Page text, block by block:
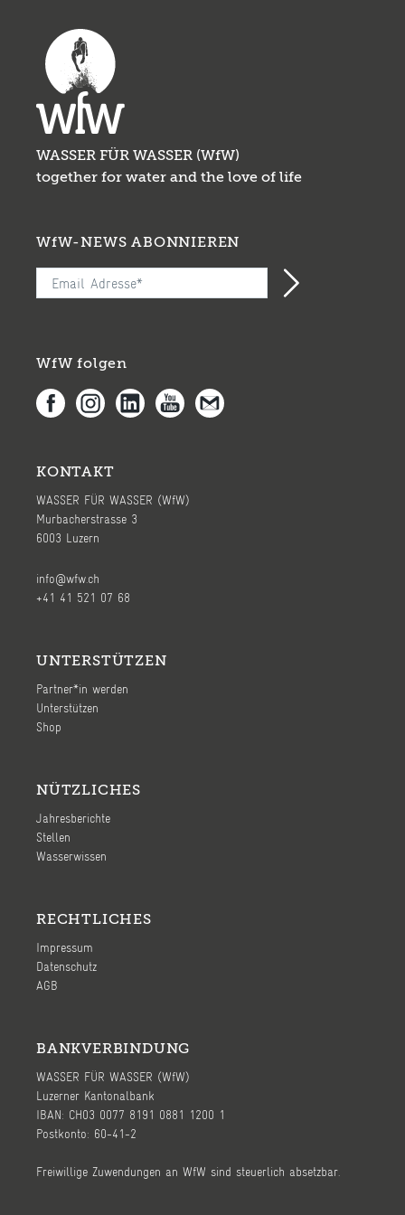
WASSER FÜR WASSER (WfW)
together for water and the love of life
WfW-NEWS ABONNIEREN
WfW folgen
KONTAKT
WASSER FÜR WASSER (WfW)
Murbacherstrasse 3
6003 Luzern
info@wfw.ch
+41 41 521 07 68
UNTERSTÜTZEN
Partner*in werden
Unterstützen
Shop
NÜTZLICHES
Jahresberichte
Stellen
Wasserwissen
RECHTLICHES
Impressum
Datenschutz
AGB
BANKVERBINDUNG
WASSER FÜR WASSER (WfW)
Luzerner Kantonalbank
IBAN: CH03 0077 8191 0881 1200 1
Postkonto: 60-41-2
Freiwillige Zuwendungen an WfW sind steuerlich absetzbar.